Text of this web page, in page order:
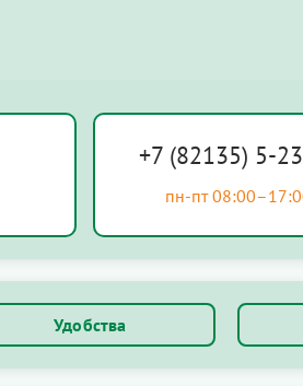
+7 (82135) 5-
пн-пт
Удобства